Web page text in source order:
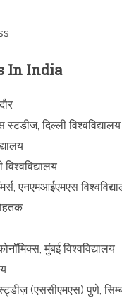
In India
दिल्ली विश्वविद्यालय
एनएमआईएमएस
मुंबई विश्वविद्यालय
(एससीएमएस) पुणे,